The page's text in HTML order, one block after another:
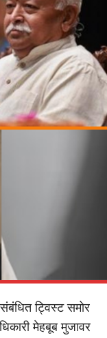
ट्विस्ट समोर
मेहबूब मुजावर